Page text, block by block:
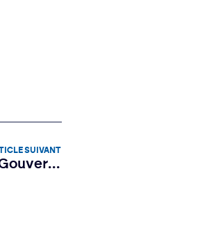
SUIVANT
La Lettre I Temps de partage chez les Gouverneurs